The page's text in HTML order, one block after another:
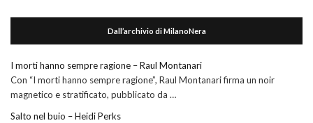
Dall’archivio di MilanoNera
I morti hanno sempre ragione – Raul Montanari
Con “I morti hanno sempre ragione”, Raul Montanari firma un noir
magnetico e stratificato, pubblicato da …
Salto nel buio – Heidi Perks